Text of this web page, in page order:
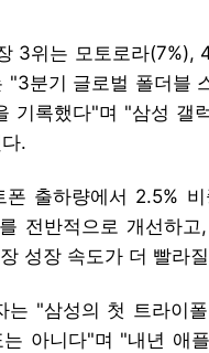
3위는 모토로라
"3분기 글로벌 폴더블
기록했다"며 "삼성 갤
.
출하량에서 2.5%
전반적으로 개선하
성장 속도가 더 빨라
는 "삼성의 첫 트라이
아니다"며 "내년 애